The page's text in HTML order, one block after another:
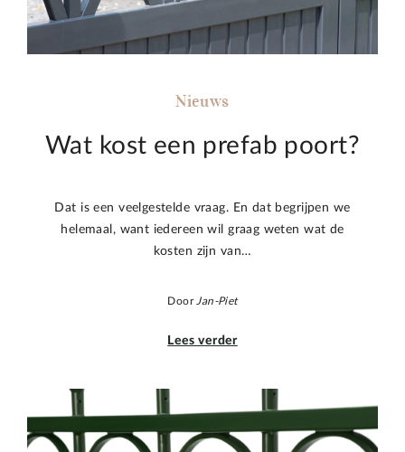
Nieuws
Wat kost een prefab poort?
Dat is een veelgestelde vraag. En dat begrijpen we
helemaal, want iedereen wil graag weten wat de
kosten zijn van…
Door Jan-Piet
Lees verder